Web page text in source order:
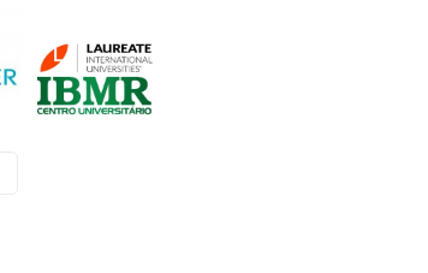
Gerente de programas de Marketing
Fabrimar